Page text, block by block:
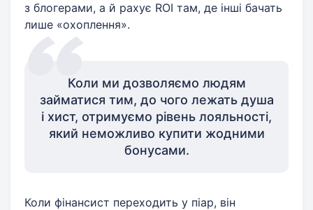
з блогерами, а й рахує ROI там, де інші бачать
лише «охоплення».
Коли ми дозволяємо людям
займатися тим, до чого лежать душа
і хист, отримуємо рівень лояльності,
який неможливо купити жодними
бонусами.
Коли фінансист переходить у піар, він